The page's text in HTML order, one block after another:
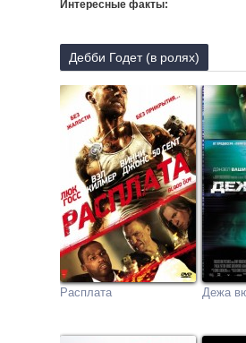
Интересные факты:
Дебби Годет (в ролях)
Расплата Дежа